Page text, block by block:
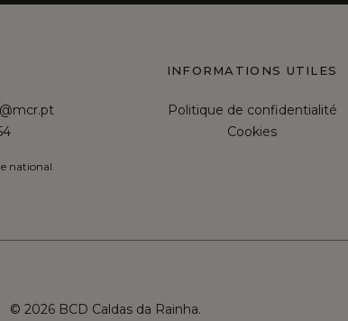
national
INFORMATIONS UTILES
Politique de confidentialité
Cookies
© 2026 BCD Caldas da Rainha.